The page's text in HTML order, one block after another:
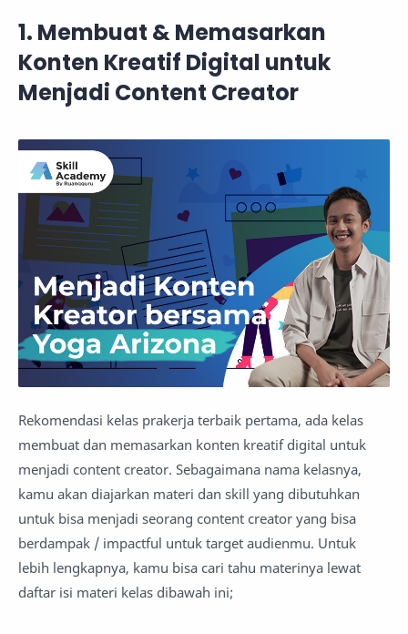
1. Membuat & Memasarkan
Konten Kreatif Digital untuk
Menjadi Content Creator
Rekomendasi kelas prakerja terbaik pertama, ada kelas
membuat dan memasarkan konten kreatif digital untuk
menjadi content creator. Sebagaimana nama kelasnya,
kamu akan diajarkan materi dan skill yang dibutuhkan
untuk bisa menjadi seorang content creator yang bisa
berdampak / impactful untuk target audienmu. Untuk
lebih lengkapnya, kamu bisa cari tahu materinya lewat
daftar isi materi kelas dibawah ini;